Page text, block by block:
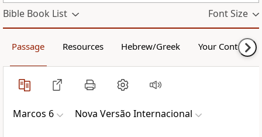
Bible Book List Font Size
Passage Resources Hebrew/Greek Your Content
Marcos 6 Nova Versão Internacional